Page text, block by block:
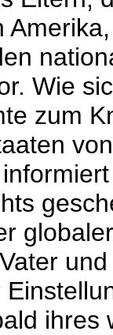
Wie
zum
ihres